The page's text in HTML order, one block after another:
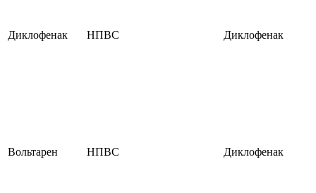
Диклофенак НПВС Диклофенак
Вольтарен НПВС Диклофенак